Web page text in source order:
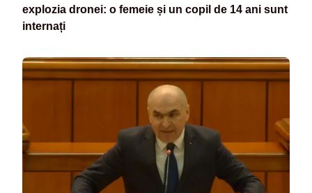
explozia dronei: o femeie și un copil de 14 ani sunt
internați